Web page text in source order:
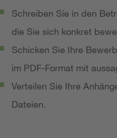
Schreiben Sie in den
die Sie sich konkret
Schicken Sie Ihre
im PDF-Format mit
Verteilen Sie Ihre
Dateien.